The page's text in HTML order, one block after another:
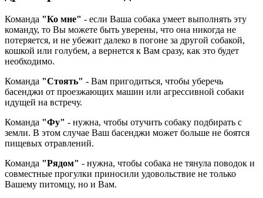
Команда "Ко мне" - если Ваша собака умеет выполнять эту
команду, то Вы можете быть уверены, что она никогда не
потеряется, и не убежит далеко в погоне за другой собакой,
кошкой или голубем, а вернется к Вам сразу, как это будет
необходимо.
Команда "Стоять" - Вам пригодиться, чтобы уберечь
басенджи от проезжающих машин или агрессивной собаки
идущей на встречу.
Команда "Фу" - нужна, чтобы отучить собаку подбирать с
земли. В этом случае Ваш басенджи может больше не боятся
пищевых отравлений.
Команда "Рядом" - нужна, чтобы собака не тянула поводок и
совместные прогулки приносили удовольствие не только
Вашему питомцу, но и Вам.